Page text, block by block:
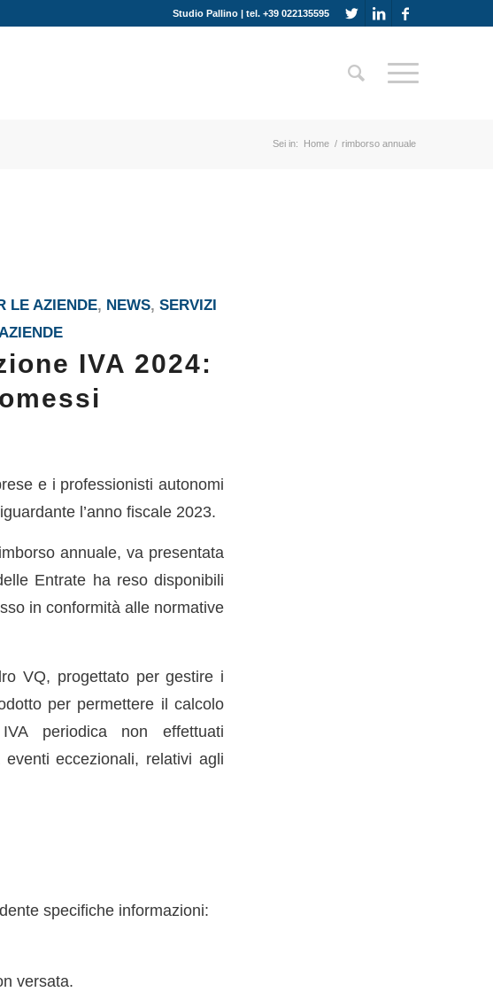
Studio Pallino | tel. +39 022135595
Sei in: Home / rimborso annuale
LE AZIENDE, NEWS,SERVIZI
IVA 2024:
e i professionisti autonomi
l’anno fiscale 2023.
annuale, va presentata
Entrate ha reso disponibili
in conformità alle normative
VQ, progettato per gestire i
per permettere il calcolo
periodica non effettuati
eccezionali, relativi agli
specifiche informazioni:
versata.